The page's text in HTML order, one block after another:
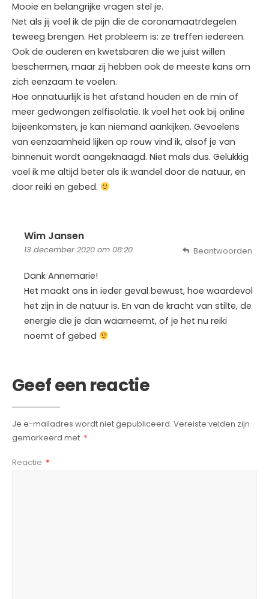
Mooie en belangrijke vragen stel je.
Net als jij voel ik de pijn die de coronamaatrdegelen
teweeg brengen. Het probleem is: ze treffen iedereen.
Ook de ouderen en kwetsbaren die we juist willen
beschermen, maar zij hebben ook de meeste kans om
zich eenzaam te voelen.
Hoe onnatuurlijk is het afstand houden en de min of
meer gedwongen zelfisolatie. Ik voel het ook bij online
bijeenkomsten, je kan niemand aankijken. Gevoelens
van eenzaamheid lijken op rouw vind ik, alsof je van
binnenuit wordt aangeknaagd. Niet mals dus. Gelukkig
voel ik me altijd beter als ik wandel door de natuur, en
door reiki en gebed.
Wim Jansen
13 december 2020 om 08:20
Dank Annemarie!
Het maakt ons in ieder geval bewust, hoe waardevol
het zijn in de natuur is. En van de kracht van stilte, de
energie die je dan waarneemt, of je het nu reiki
noemt of gebed
Beantwoorden
Geef een reactie
Je e-mailadres wordt niet gepubliceerd. Vereiste velden zijn
gemarkeerd met *
Reactie *